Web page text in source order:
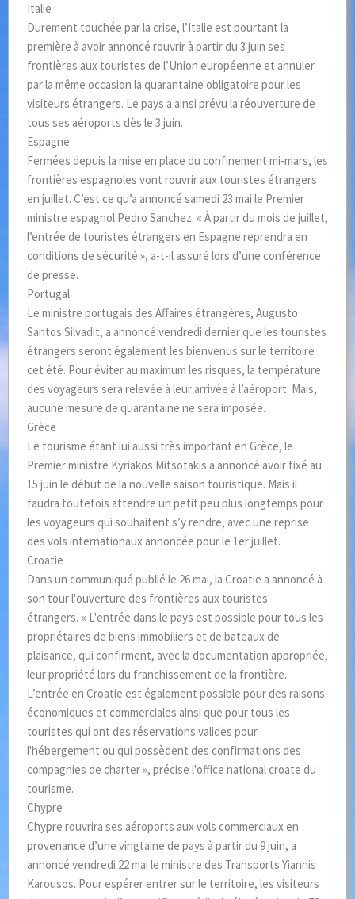
Italie
Durement touchée par la crise, l’Italie est pourtant la
première à avoir annoncé rouvrir à partir du 3 juin ses
frontières aux touristes de l’Union européenne et annuler
par la même occasion la quarantaine obligatoire pour les
visiteurs étrangers. Le pays a ainsi prévu la réouverture de
tous ses aéroports dès le 3 juin.
Espagne
Fermées depuis la mise en place du confinement mi-mars, les
frontières espagnoles vont rouvrir aux touristes étrangers
en juillet. C’est ce qu’a annoncé samedi 23 mai le Premier
ministre espagnol Pedro Sanchez. « À partir du mois de juillet,
l’entrée de touristes étrangers en Espagne reprendra en
conditions de sécurité », a-t-il assuré lors d’une conférence
de presse.
Portugal
Le ministre portugais des Affaires étrangères, Augusto
Santos Silvadit, a annoncé vendredi dernier que les touristes
étrangers seront également les bienvenus sur le territoire
cet été. Pour éviter au maximum les risques, la température
des voyageurs sera relevée à leur arrivée à l’aéroport. Mais,
aucune mesure de quarantaine ne sera imposée.
Grèce
Le tourisme étant lui aussi très important en Grèce, le
Premier ministre Kyriakos Mitsotakis a annoncé avoir fixé au
15 juin le début de la nouvelle saison touristique. Mais il
faudra toutefois attendre un petit peu plus longtemps pour
les voyageurs qui souhaitent s’y rendre, avec une reprise
des vols internationaux annoncée pour le 1er juillet.
Croatie
Dans un communiqué publié le 26 mai, la Croatie a annoncé à
son tour l'ouverture des frontières aux touristes
étrangers. « L'entrée dans le pays est possible pour tous les
propriétaires de biens immobiliers et de bateaux de
plaisance, qui confirment, avec la documentation appropriée,
leur propriété lors du franchissement de la frontière.
L’entrée en Croatie est également possible pour des raisons
économiques et commerciales ainsi que pour tous les
touristes qui ont des réservations valides pour
l'hébergement ou qui possèdent des confirmations des
compagnies de charter », précise l'office national croate du
tourisme.
Chypre
Chypre rouvrira ses aéroports aux vols commerciaux en
provenance d’une vingtaine de pays à partir du 9 juin, a
annoncé vendredi 22 mai le ministre des Transports Yiannis
Karousos. Pour espérer entrer sur le territoire, les visiteurs